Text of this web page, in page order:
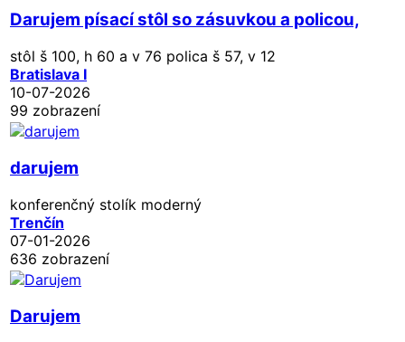
Darujem písací stôl so zásuvkou a policou,
stôl š 100, h 60 a v 76 polica š 57, v 12
Bratislava I
10-07-2026
99 zobrazení
darujem
konferenčný stolík moderný
Trenčín
07-01-2026
636 zobrazení
Darujem